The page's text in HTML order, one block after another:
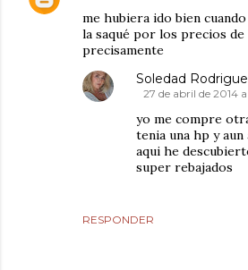
me hubiera ido bien
la saqué por los precios
precisamente
RESPONDER
Soledad
27 de abril de 2014
yo me compre
tenia una hp y
aqui he
super rebajados